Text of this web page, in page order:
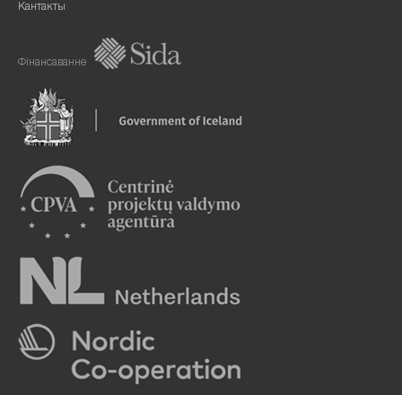
Кантакты
Фінансаванне